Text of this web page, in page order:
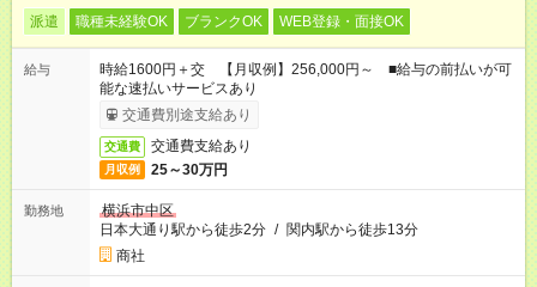
派遣 職種未経験OK ブランクOK WEB登録・面接OK
給与
時給1600円＋交 【月収例】256,000円～ ■給与の前払いが可
能な速払いサービスあり
交通費別途支給あり
交通費 交通費支給あり
月収例 25～30万円
勤務地
横浜市中区
日本大通り駅から徒歩2分 / 関内駅から徒歩13分
商社